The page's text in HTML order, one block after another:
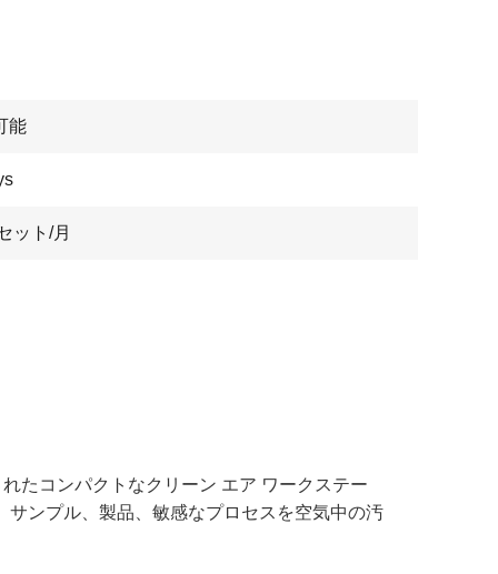
能
ット/月
たコンパクトなクリーン エア ワークステー
ンプル、製品、敏感なプロセスを空気中の汚